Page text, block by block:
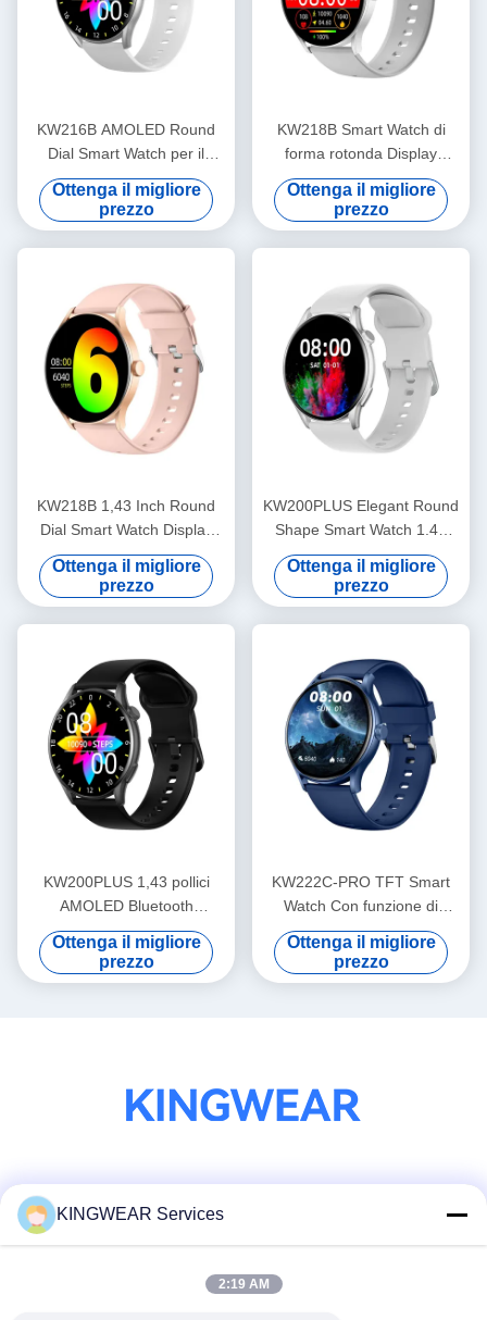
KW216B AMOLED Round
Dial Smart Watch per il
monitoraggio del fitness
OEM ODM
Ottenga il migliore
prezzo
KW218B Smart Watch di
forma rotonda Display
AMOLED Smartwatch
elegante Donna
Ottenga il migliore
prezzo
KW218B 1,43 Inch Round
Dial Smart Watch Display
Amoled Smartwatch
femminile elegante
Ottenga il migliore
prezzo
KW200PLUS Elegant Round
Shape Smart Watch 1.43
Inch Smart Watch per il
monitoraggio della salute
Ottenga il migliore
prezzo
KW200PLUS 1,43 pollici
AMOLED Bluetooth
chiamata Smartwatch IP68
impermeabile
Ottenga il migliore
prezzo
KW222C-PRO TFT Smart
Watch Con funzione di
chiamata
Ottenga il migliore
prezzo
Contatto rapido
KINGWEAR Services
2:19 AM